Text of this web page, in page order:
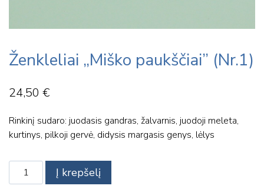
Ženkleliai „Miško paukščiai” (Nr.1)
24,50 €
Rinkinį sudaro: juodasis gandras, žalvarnis, juodoji meleta,
kurtinys, pilkoji gervė, didysis margasis genys, lėlys
produkto
kiekis:
Į krepšelį